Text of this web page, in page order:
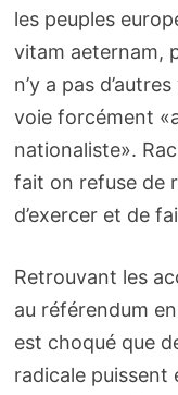
les peuples
vitam aeternam,
n’y a pas
voie forcément
nationaliste».
fait on refuse de
d’exercer et de
Retrouvant les
au référendum
est choqué que
radicale puissent